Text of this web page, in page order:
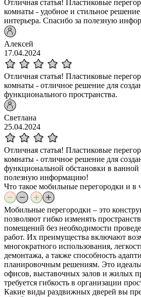
Отличная статья! Пластиковые
комнаты - удобное и стильное
интерьера. Спасибо за полезную
Алексей
17.04.2024
Отличная статья! Пластиковые
комнаты - отличное решение для
функционального пространства.
Светлана
25.04.2024
Отличная статья! Пластиковые
комнаты - отличное решение для
функциональной обстановки в ванной
полезную информацию!
Что такое мобильные перегородки и в
Мобильные перегородки – это
позволяют гибко изменять
помещений без необходимости
работ. Их преимущества включают
многократного использования,
демонтажа, а также способность
планировочным решениям. Это
офисов, выставочных залов и жилых
требуется гибкость в организации
Какие виды раздвижных дверей вы